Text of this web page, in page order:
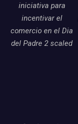
iniciativa para
incentivar el
comercio en el Dia
del Padre 2 scaled